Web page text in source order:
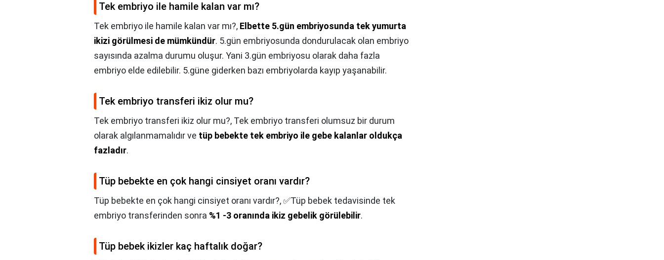
Tek embriyo ile hamile kalan var mı?
Tek embriyo ile hamile kalan var mı?, Elbette 5.gün embriyosunda tek yumurta
ikizi görülmesi de mümkündür. 5.gün embriyosunda dondurulacak olan embriyo
sayısında azalma durumu oluşur. Yani 3.gün embriyosu olarak daha fazla
embriyo elde edilebilir. 5.güne giderken bazı embriyolarda kayıp yaşanabilir.
Tek embriyo transferi ikiz olur mu?
Tek embriyo transferi ikiz olur mu?, Tek embriyo transferi olumsuz bir durum
olarak algılanmamalıdır ve tüp bebekte tek embriyo ile gebe kalanlar oldukça
fazladır.
Tüp bebekte en çok hangi cinsiyet oranı vardır?
Tüp bebekte en çok hangi cinsiyet oranı vardır?,✅Tüp bebek tedavisinde tek
embriyo transferinden sonra %1 -3 oranında ikiz gebelik görülebilir.
Tüp bebek ikizler kaç haftalık doğar?